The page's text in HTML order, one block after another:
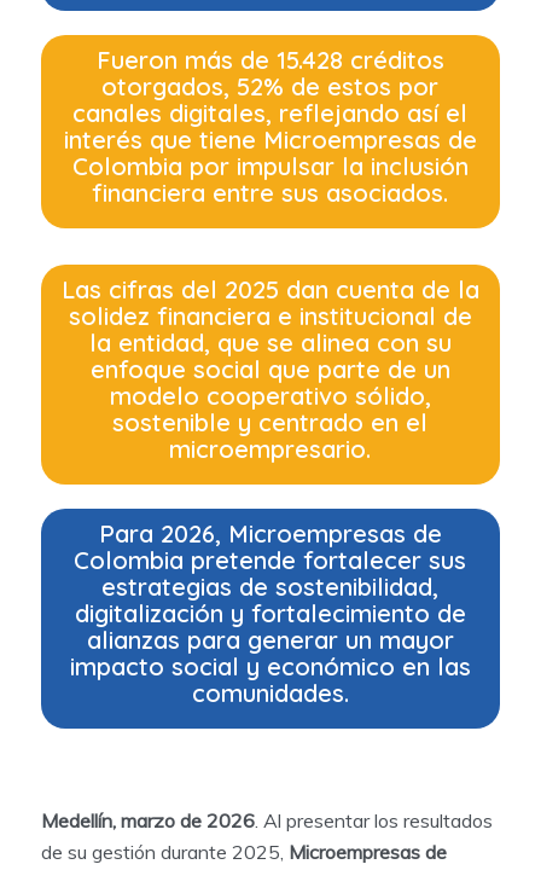
Fueron más de 15.428 créditos
otorgados, 52% de estos por
canales digitales, reflejando así el
interés que tiene Microempresas de
Colombia por impulsar la inclusión
financiera entre sus asociados.
Las cifras del 2025 dan cuenta de la
solidez financiera e institucional de
la entidad, que se alinea con su
enfoque social que parte de un
modelo cooperativo sólido,
sostenible y centrado en el
microempresario.
Para 2026, Microempresas de
Colombia pretende fortalecer sus
estrategias de sostenibilidad,
digitalización y fortalecimiento de
alianzas para generar un mayor
impacto social y económico en las
comunidades.
Medellín, marzo de 2026. Al presentar los resultados
de su gestión durante 2025, Microempresas de